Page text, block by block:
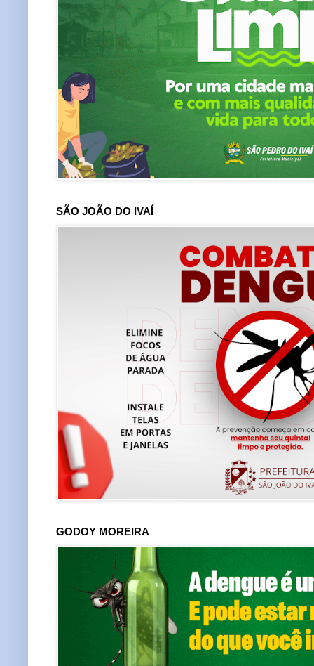
SÃO JOÃO DO IVAÍ
GODOY MOREIRA